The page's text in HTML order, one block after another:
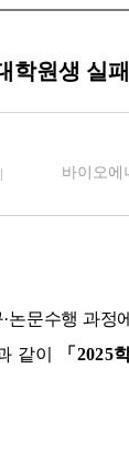
학원생 실
바이오에
·논문수행 과정
같이
「 2025